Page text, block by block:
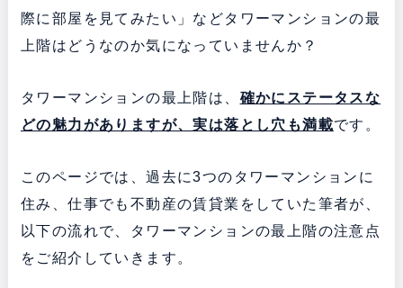
際に部屋を見てみたい」などタワーマンションの最
上階はどうなのか気になっていませんか？
タワーマンションの最上階は、 確かにステータスな
どの魅力がありますが、実は落とし穴も満載です。
このページでは、過去に3つのタワーマンションに
住み、仕事でも不動産の賃貸業をしていた筆者が、
以下の流れで、タワーマンションの最上階の注意点
をご紹介していきます。